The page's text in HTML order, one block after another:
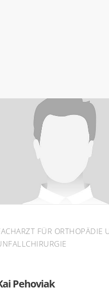
FÜR ORTHOPÄDIE
Pehoviak